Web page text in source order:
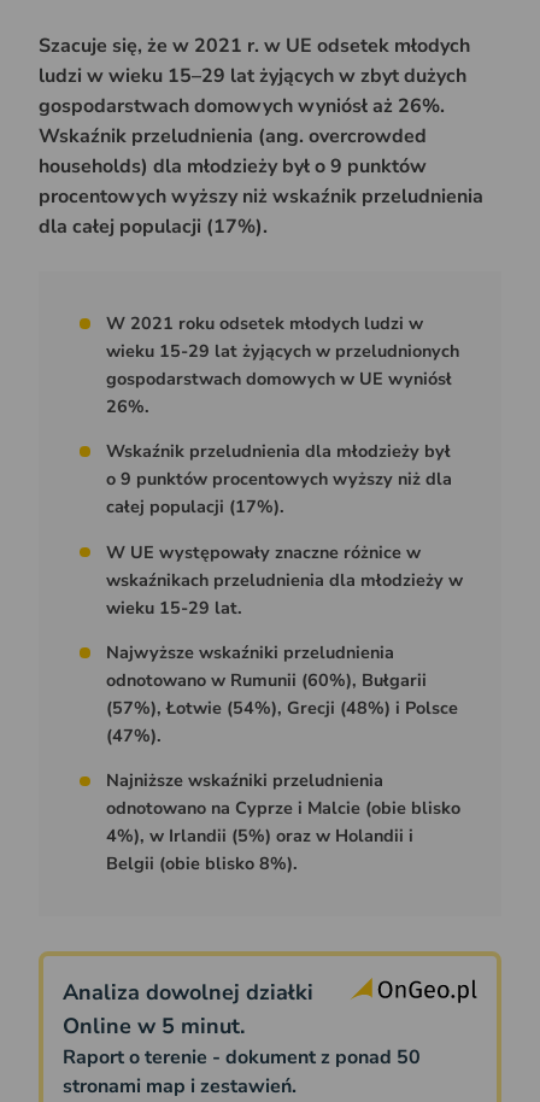
Szacuje się, że w 2021 r. w UE odsetek młodych
ludzi w wieku 15–29 lat żyjących w zbyt dużych
gospodarstwach domowych wyniósł aż 26%.
Wskaźnik przeludnienia (ang. overcrowded
households) dla młodzieży był o 9 punktów
procentowych wyższy niż wskaźnik przeludnienia
dla całej populacji (17%).
W 2021 roku odsetek młodych ludzi w
wieku 15-29 lat żyjących w przeludnionych
gospodarstwach domowych w UE wyniósł
26%.
Wskaźnik przeludnienia dla młodzieży był
o 9 punktów procentowych wyższy niż dla
całej populacji (17%).
W UE występowały znaczne różnice w
wskaźnikach przeludnienia dla młodzieży w
wieku 15-29 lat.
Najwyższe wskaźniki przeludnienia
odnotowano w Rumunii (60%), Bułgarii
(57%), Łotwie (54%), Grecji (48%) i Polsce
(47%).
Najniższe wskaźniki przeludnienia
odnotowano na Cyprze i Malcie (obie blisko
4%), w Irlandii (5%) oraz w Holandii i
Belgii (obie blisko 8%).
Analiza dowolnej działki
Online w 5 minut.
Raport o terenie - dokument z ponad 50
stronami map i zestawień.